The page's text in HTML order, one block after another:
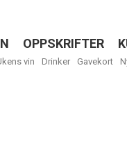
OPPSKRIFTER
vin Drinker Gavekort